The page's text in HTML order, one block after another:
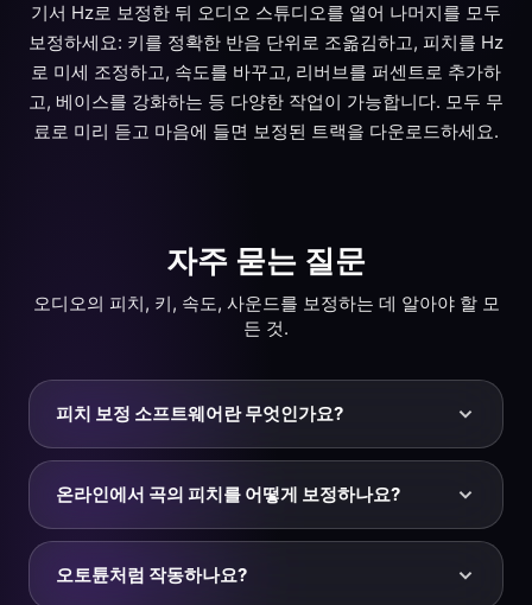
기서 Hz로 보정한 뒤 오디오 스튜디오를 열어 나머지를 모두
보정하세요: 키를 정확한 반음 단위로 조옮김하고, 피치를 Hz
로 미세 조정하고, 속도를 바꾸고, 리버브를 퍼센트로 추가하
고, 베이스를 강화하는 등 다양한 작업이 가능합니다. 모두 무
료로 미리 듣고 마음에 들면 보정된 트랙을 다운로드하세요.
자주 묻는 질문
오디오의 피치, 키, 속도, 사운드를 보정하는 데 알아야 할 모
든 것.
피치 보정 소프트웨어란 무엇인가요?
피치 보정 소프트웨어는 녹음의 피치를 알맞은 음정으로
맞춰 주는 도구입니다. KeyPitch는 곡, 보컬, 악기 트랙의
나 낮은 트랙을 정확한 음정으로 되돌리고, 432 Hz나
442 Hz 같은 기준으로 다시 조율하고, 다른 악기에 맞출
수 있습니다. 속도를 바꾸지 않고 피치를 보정합니다.
온라인에서 곡의 피치를 어떻게 보정하나요?
MP3, WAV, M4A, MP4 파일을 KeyPitch에 올리고 트랙
이 정확해질 때까지 피치(Hz) 슬라이더를 움직인 뒤 결과
오토튠처럼 작동하나요?